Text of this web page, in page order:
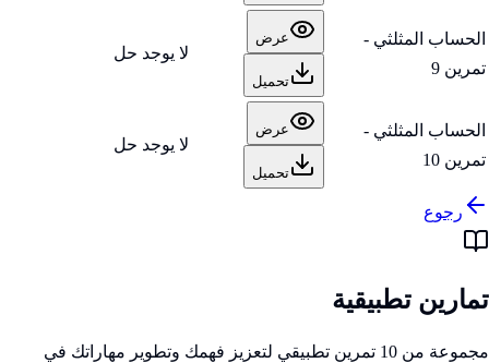
الحساب المثلثي -
تمرين 9
عرض
تحميل
لا يوجد حل
الحساب المثلثي -
تمرين 10
عرض
تحميل
لا يوجد حل
رجوع
تمارين تطبيقية
مجموعة من 10 تمرين تطبيقي لتعزيز فهمك وتطوير مهاراتك في